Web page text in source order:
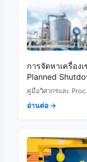
การจัดหาเครื่อง
Planned
คู่มือวิศวกรและ
อ่านต่อ →